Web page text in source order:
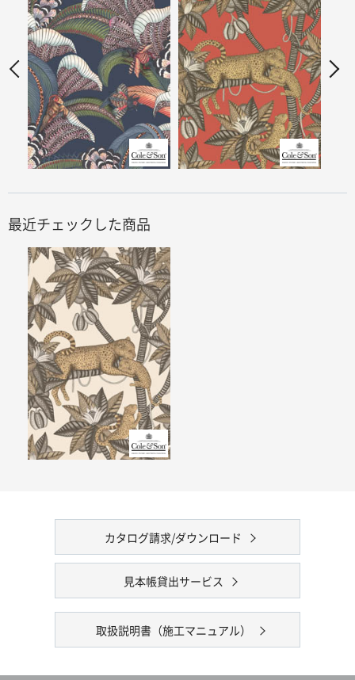
最近チェックした商品
カタログ請求/ダウンロード
見本帳貸出サービス
取扱説明書（施工マニュアル）